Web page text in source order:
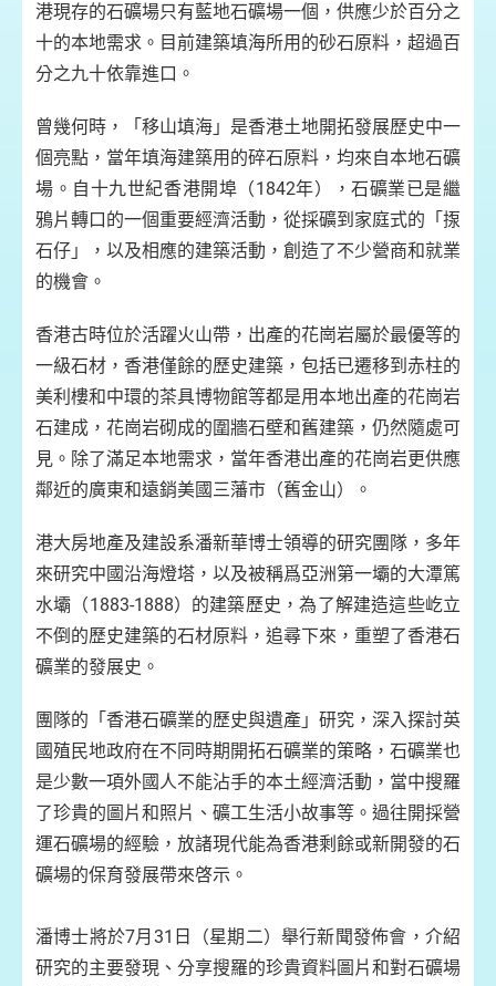
港現存的石礦場只有藍地石礦場一個，供應少於百分之
十的本地需求。目前建築填海所用的砂石原料，超過百
分之九十依靠進口。
曾幾何時，「移山填海」是香港土地開拓發展歷史中一
個亮點，當年填海建築用的碎石原料，均來自本地石礦
場。自十九世紀香港開埠（1842年），石礦業已是繼
鴉片轉口的一個重要經濟活動，從採礦到家庭式的「揼
石仔」，以及相應的建築活動，創造了不少營商和就業
的機會。
香港古時位於活躍火山帶，出產的花崗岩屬於最優等的
一級石材，香港僅餘的歷史建築，包括已遷移到赤柱的
美利樓和中環的茶具博物館等都是用本地出產的花崗岩
石建成，花崗岩砌成的圍牆石壁和舊建築，仍然隨處可
見。除了滿足本地需求，當年香港出產的花崗岩更供應
鄰近的廣東和遠銷美國三藩市（舊金山）。
港大房地產及建設系潘新華博士領導的研究團隊，多年
來研究中國沿海燈塔，以及被稱爲亞洲第一壩的大潭篤
水壩（1883-1888）的建築歷史，為了解建造這些屹立
不倒的歷史建築的石材原料，追尋下來，重塑了香港石
礦業的發展史。
團隊的「香港石礦業的歷史與遺產」研究，深入探討英
國殖民地政府在不同時期開拓石礦業的策略，石礦業也
是少數一項外國人不能沾手的本土經濟活動，當中搜羅
了珍貴的圖片和照片、礦工生活小故事等。過往開採營
運石礦場的經驗，放諸現代能為香港剩餘或新開發的石
礦場的保育發展帶來啓示。
潘博士將於7月31日（星期二）舉行新聞發佈會，介紹
研究的主要發現、分享搜羅的珍貴資料圖片和對石礦場